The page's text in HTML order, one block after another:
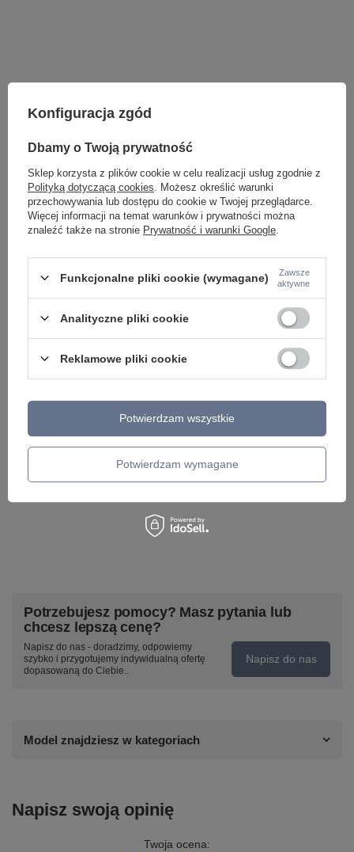
ZOBACZ RÓWNIEŻ
AZzardo AZ3172
1 155,00 zł
Potrzebujesz pomocy? Masz pytania lub
chcesz lepszą cenę?
Napisz do nas - doradzimy, odpowiemy
szybko i przygotujemy indywidualną ofertę
dopasowaną do Ciebie..
Napisz do nas
Model znajdziesz w kategoriach
Napisz swoją opinię
Twoja ocena:
Konfiguracja zgód
Dbamy o Twoją prywatność
Sklep korzysta z plików cookie w celu realizacji usług zgodnie z
Polityką dotyczącą cookies . Możesz określić warunki
przechowywania lub dostępu do cookie w Twojej przeglądarce.
Więcej informacji na temat warunków i prywatności można
znaleźć także na stronie Prywatność i warunki Google
Funkcjonalne pliki cookie (wymagane)
Zawsze
aktywne
Analityczne pliki cookie
Reklamowe pliki cookie
Potwierdzam wymagane
Potwierdzam wszystkie